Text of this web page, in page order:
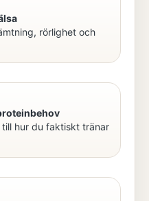
rörlighet och
hur du faktiskt tränar